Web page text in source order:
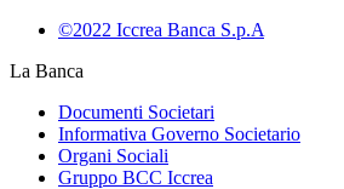
©2022 Iccrea Banca S.p.A
La Banca
Documenti Societari
Informativa Governo Societario
Organi Sociali
Gruppo BCC Iccrea